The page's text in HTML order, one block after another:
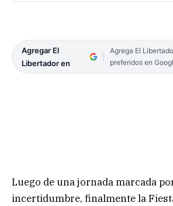
Agregar El
Libertador en
Agrega El
preferidos en
Luego de una jornada marcada
incertidumbre, finalmente la